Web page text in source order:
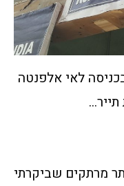
פי 15 פחות בכניסה לאי אלפנטה
מרתקים שביקרתי